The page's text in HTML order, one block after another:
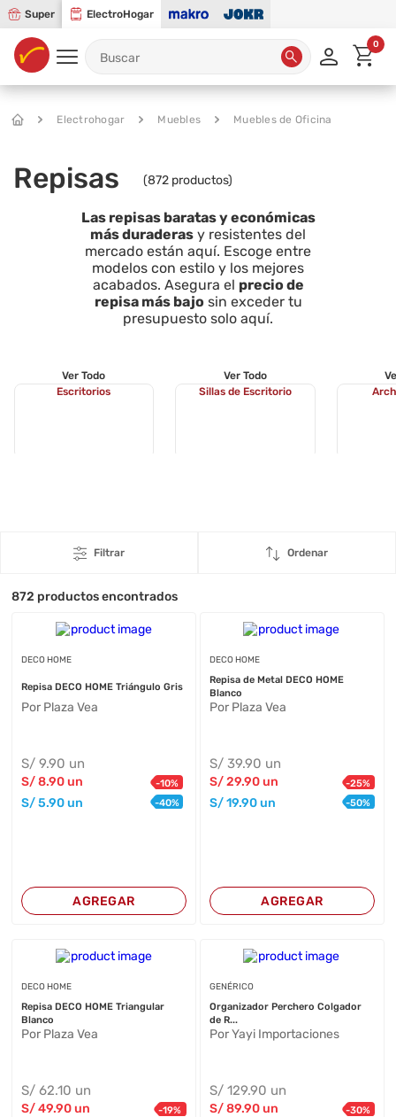
Super ElectroHogar
0
Electrohogar Muebles Muebles de Oficina
Repisas (872 productos)
Las repisas baratas y económicas
más duraderas y resistentes del
mercado están aquí. Escoge entre
modelos con estilo y los mejores
acabados. Asegura el precio de
repisa más bajosin exceder tu
presupuesto solo aquí.
Ver Todo
Escritorios
Ver Todo
Sillas de Escritorio
Filtrar Ordenar
872 productos encontrados
DECO HOME
Repisa DECO HOME Triángulo Gris
Por Plaza Vea
S/9.90 un
S/8.90 un -10%
S/5.90 un -40%
AGREGAR
DECO HOME
Repisa de Metal DECO HOME
Blanco
Por Plaza Vea
S/ 39.90 un
S/29.90un -25%
S/19.90un -50%
AGREGAR
DECO HOME
Repisa DECO HOME Triangular
Blanco
Por Plaza Vea
S/62.10 un
S/49.90 un -19%
GENÉRICO
Organizador Perchero Colgador
de R...
Por Yayi Importaciones
S/ 129.90 un
S/89.90un -30%